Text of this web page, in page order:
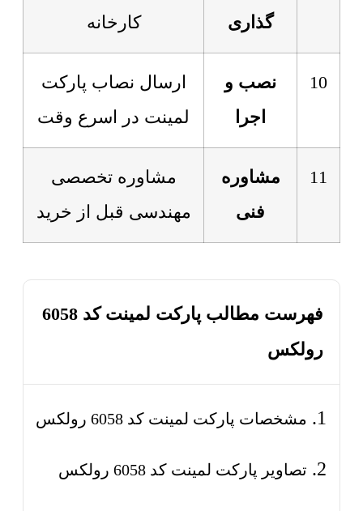
گذاری
کارخانه
10
نصب و
اجرا
ارسال نصاب پارکت
لمینت در اسرع وقت
11
مشاوره
فنی
مشاوره تخصصی
مهندسی قبل از خرید
فهرست مطالب پارکت لمینت کد 6058
رولکس
مشخصات پارکت لمینت کد 6058 رولکس
تصاویر پارکت لمینت کد 6058 رولکس